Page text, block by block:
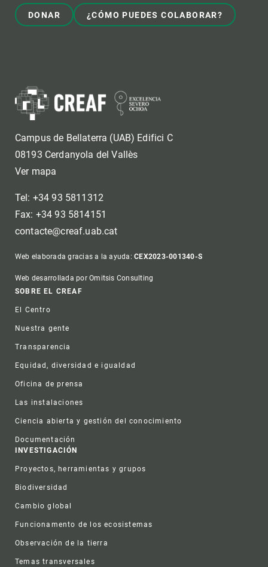
DONAR ¿CÓMO PUEDES COLABORAR?
Campus de Bellaterra (UAB) Edifici C
08193 Cerdanyola del Vallès
Ver mapa
Tel: +34 93 5811312
Fax: +34 93 5814151
contacte@creaf.uab.cat
Web elaborada gracias a la ayuda:CEX2023-001340-S
Web desarrollada por Omitsis Consulting
Footer
SOBRE EL CREAF
El Centro
Nuestra gente
Transparencia
Equidad, diversidad e igualdad
Oficina de prensa
Las instalaciones
Ciencia abierta y gestión del conocimiento
Documentación
INVESTIGACIÓN
Proyectos, herramientas y grupos
Biodiversidad
Cambio global
Funcionamento de los ecosistemas
Observación de la tierra
Temas transversales